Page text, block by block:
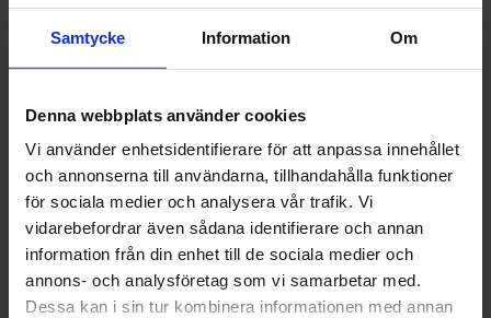
Samtycke Information Om
Denna webbplats använder cookies
Vi använder enhetsidentifierare för att anpassa innehållet
och annonserna till användarna, tillhandahålla funktioner
för sociala medier och analysera vår trafik. Vi
vidarebefordrar även sådana identifierare och annan
information från din enhet till de sociala medier och
annons- och analysföretag som vi samarbetar med.
Dessa kan i sin tur kombinera informationen med annan
november (8)
oktober (15)
augusti (6)
juli (5)
juni (11)
maj (16)
april (15)
mars (22)
februari (18)
januari (16)